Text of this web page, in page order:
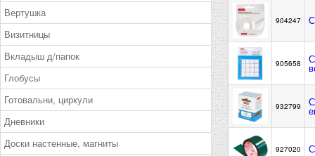
Вертушка
Визитницы
Вкладыш д/папок
Глобусы
Готовальни, циркули
Дневники
Доски настенные, магниты
904247
905658
932799
927020